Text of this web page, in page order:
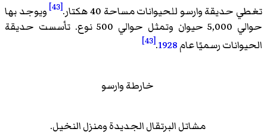
تغطي حديقة وارسو للحيوانات مساحة 40 هكتار. [43]
ويوجد بها
حوالي 5,000 حيوان وتمثل حوالي 500 نوع. تأسست حديقة
الحيوانات رسميًا عام1928
.
[43]
خارطة وارسو
مشاتل البرتقال الجديدة ومنزل النخيل.